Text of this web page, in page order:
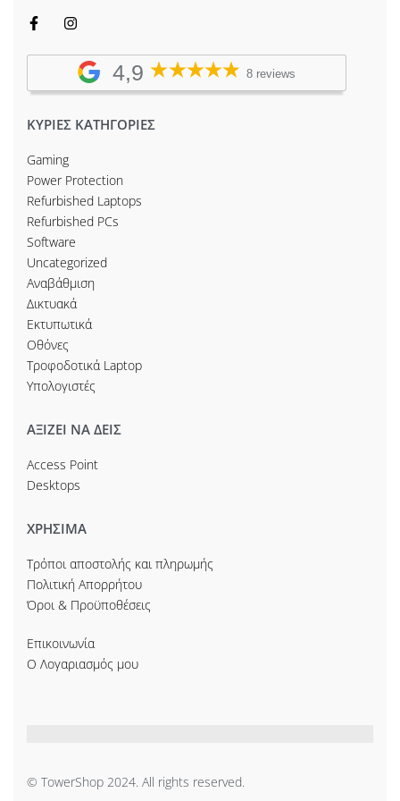
4,9 8 reviews
ΚΥΡΙΕΣ ΚΑΤΗΓΟΡΙΕΣ
Gaming
Power Protection
Refurbished Laptops
Refurbished PCs
Software
Uncategorized
Αναβάθμιση
Δικτυακά
Εκτυπωτικά
Οθόνες
Τροφοδοτικά Laptop
Υπολογιστές
ΑΞΙΖΕΙ ΝΑ ΔΕΙΣ
Access Point
Desktops
ΧΡΗΣΙΜΑ
Τρόποι αποστολής και πληρωμής
Πολιτική Απορρήτου
Όροι & Προϋποθέσεις
Επικοινωνία
Ο Λογαριασμός μου
© TowerShop 2024. All rights reserved.